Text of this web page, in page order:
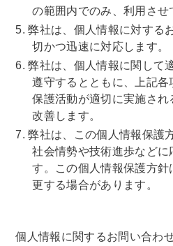
の範囲内でのみ、利用させ
弊社は、個人情報に対する
切かつ迅速に対応します。
弊社は、個人情報に関して
遵守するとともに、上記
保護活動が適切に実施され
改善します。
弊社は、この個人情報保護
社会情勢や技術進歩などに
す。この個人情報保護方
更する場合があります。
個人情報に関するお問い合わ